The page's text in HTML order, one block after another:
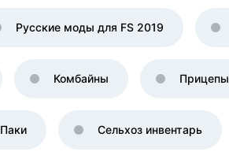
Русские моды для FS 2019
Комбайны Прицепы
Паки Сельхоз инвентарь